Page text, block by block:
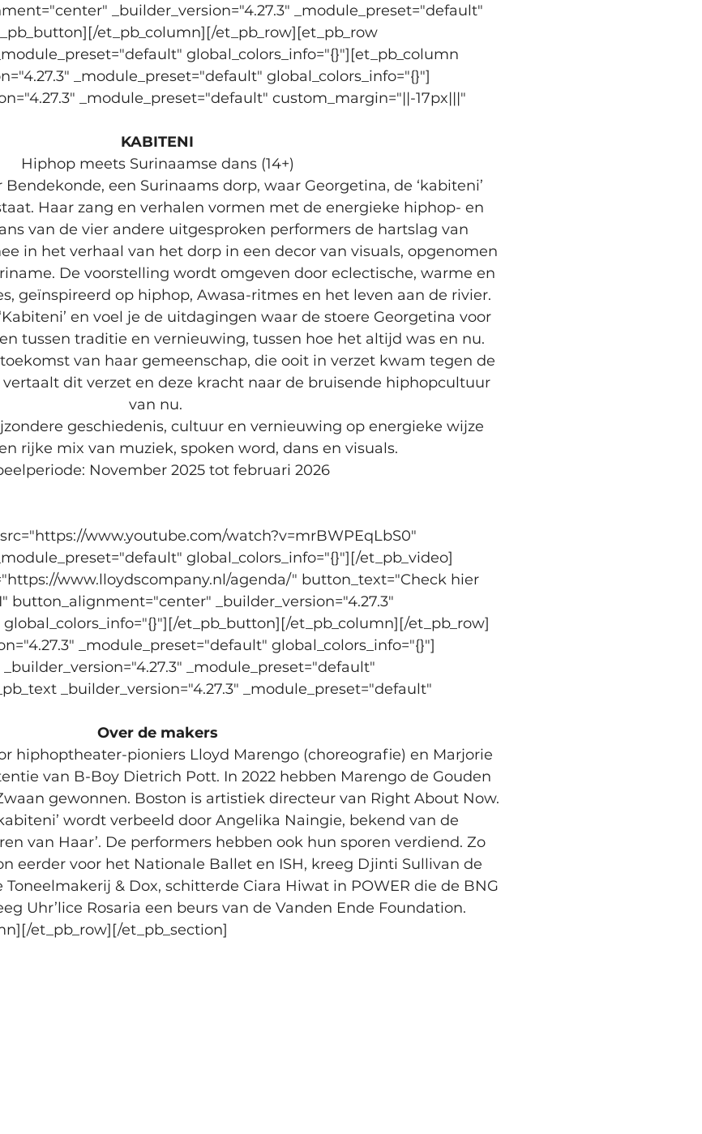
_builder_version="4.27.3" _module_preset="default"
et_pb_column][/et_pb_row][et_pb_row
global_colors_info="{}"][et_pb_column
_module_preset="default" global_colors_info="{}"]
_module_preset="default" custom_margin="||-17px|||"
KABITENI
Hiphop meets Surinaamse dans (14+)
een Surinaams dorp, waar Georgetina, de ‘kabiteni’
Haar zang en verhalen vormen met de energieke hiphop- en
van de vier andere uitgesproken performers de hartslag van
in het verhaal van het dorp in een decor van visuals, opgenomen
De voorstelling wordt omgeven door eclectische, warme en
geïnspireerd op hiphop, Awasa-ritmes en het leven aan de rivier.
en voel je de uitdagingen waar de stoere Georgetina voor
tussen traditie en vernieuwing, tussen hoe het altijd was en nu.
van haar gemeenschap, die ooit in verzet kwam tegen de
dit verzet en deze kracht naar de bruisende hiphopcultuur
van nu.
geschiedenis, cultuur en vernieuwing op energieke wijze
rijke mix van muziek, spoken word, dans en visuals.
November 2025 tot februari 2026
www.youtube.com/watch?v=mrBWPEqLbS0"
global_colors_info="{}"][/et_pb_video]
www.lloydscompany.nl/agenda/" button_text="Check hier
button_alignment="center" _builder_version="4.27.3"
global_colors_info="{}"][/et_pb_button][/et_pb_column][/et_pb_row]
_module_preset="default" global_colors_info="{}"]
_module_preset="default"
_builder_version="4.27.3" _module_preset="default"
Over de makers
hiphoptheater-pioniers Lloyd Marengo (choreografie) en Marjorie
van B-Boy Dietrich Pott. In 2022 hebben Marengo de Gouden
gewonnen. Boston is artistiek directeur van Right About Now.
wordt verbeeld door Angelika Naingie, bekend van de
van Haar’. De performers hebben ook hun sporen verdiend. Zo
eerder voor het Nationale Ballet en ISH, kreeg Djinti Sullivan de
Toneelmakerij & Dox, schitterde Ciara Hiwat in POWER die de BNG
Uhr’lice Rosaria een beurs van de Vanden Ende Foundation.
et_pb_row][/et_pb_section]